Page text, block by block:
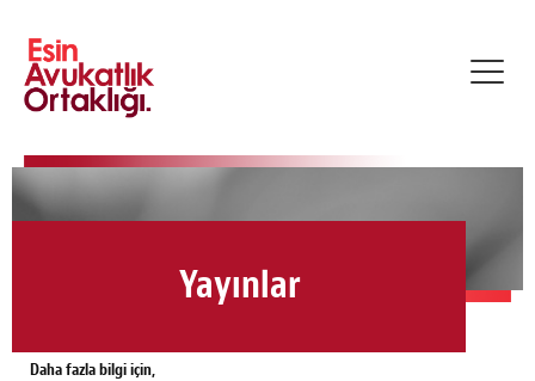
Yayınlar
Daha fazla bilgi için,